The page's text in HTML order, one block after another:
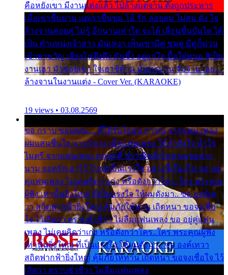
คือหยังเขา มีงานแต่งแล้ว ไปล้างแต่จาน ดั่งถูกประหาร
เมื่อเขาชื่นบาน แต่เราขื่นขม โอ้ รัก ลอยลม ไม่สม ดัง ใจ
ล้างจานคอยคู่ ไม่รู้ อีกนานเท่าใด จะได้ เลื่อนขั้นบันได ได้
เป็น ตำแหน่งเจ้าสาว มันเหงา เห็นเขามีคู่ ซมดู มีคู่ก็ม่วน
เข้าพาขวัญ เสียงโห่ตึงตึง มันซึ้ง อยู่แก่ใจ มื้อใด๋หนอ สิเป็น
งานเฮา มัวซอยเขา ใจเฮาซิด้าน มันทรมาน จับจาน เอย…
ล้างจานในงานแต่ง - Cover Ver. (KARAOKE)
19 views • 03.08.2569
ขอ กราบ ขอบคุณ.... ที่ได้รับไออุ่น การุณ จากแฟน เพลง
ผมแสนชื่นใจ หายวังเวง เมื่อแฟนเพลง ให้กำลังใจ น้ำใจ
ไมตรี จากแฟนเพลง ทุกทุกที่ ปราณีหลั่งไหล ผมขอฝาก
นาม ยอดรักเอาไว้ โปรดเป็นแรงใจ อย่างนี้เรื่อยไป ขอ อยู่
คู่แฟนเพลง ไม่เคยคิดว่าเก่ง หรือดังกว่าใคร..ใคร พระคุณ
ผู้ฟัง เท่านั้นยิ่งใหญ่ ที่เป็นแรงใจ ให้ผมดังมา.. ขอ องค์เท
วา สถิตฟากฟ้ายิ่งใหญ่ คุ้มภัยให้ท่าน เถิดหนา ขอจงเชื่อ
ใจ ไว้เถิดว่า ตราบชั่วชีวา ไม่ลืมแฟนเพลง ขอ อยู่คู่แฟน
เพลง ไม่เคยคิดว่าเก่ง หรือดังกว่าใคร..ใคร พระคุณผู้ฟัง
เท่านั้นยิ่งใหญ่ ที่เป็นแรงใจ ให้ผมดังมา.. ขอ องค์เทวา
สถิตฟากฟ้ายิ่งใหญ่ คุ้มภัยให้ท่าน เถิดหนา ขอจงเชื่อใจ ไว้
เถิดว่า ตราบชั่วชีวา ไม่ลืมแฟนเพลง